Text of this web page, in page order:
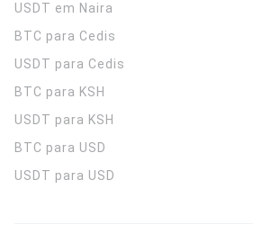
USDT em Naira
BTC para Cedis
USDT para Cedis
BTC para KSH
USDT para KSH
BTC para USD
USDT para USD